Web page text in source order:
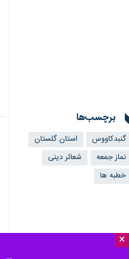
×
برچسب‌ها
گنبدکاووس
استان گلستان
نماز جمعه
شعائر دینی
خطبه ها